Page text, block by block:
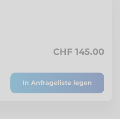
CHF 145.00
In Anfrageliste legen